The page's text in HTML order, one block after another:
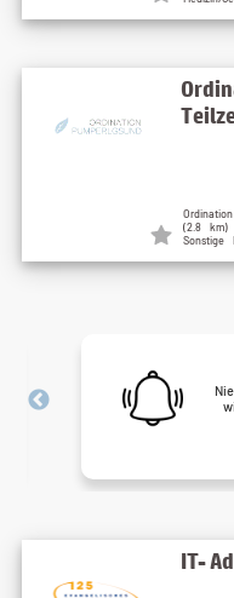
(2.8 km)
Sonstige
IT-